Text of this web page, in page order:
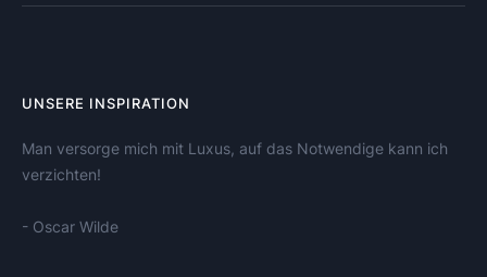
UNSERE INSPIRATION
Man versorge mich mit Luxus, auf das Notwendige kann ich
verzichten!
- Oscar Wilde